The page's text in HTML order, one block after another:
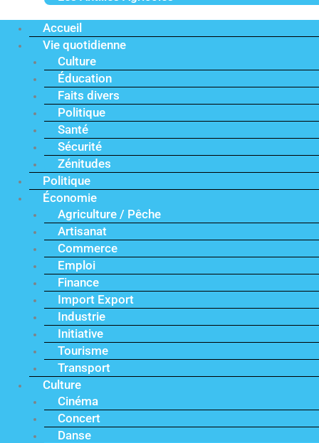
Accueil
Vie quotidienne
Culture
Éducation
Faits divers
Politique
Santé
Sécurité
Zénitudes
Politique
Économie
Agriculture / Pêche
Artisanat
Commerce
Emploi
Finance
Import Export
Industrie
Initiative
Tourisme
Transport
Culture
Cinéma
Concert
Danse